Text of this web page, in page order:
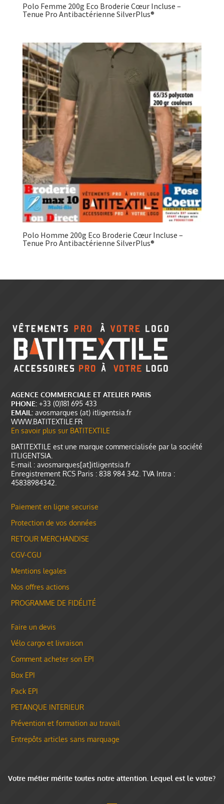
Polo Femme 200g Eco Broderie Cœur Incluse –
Tenue Pro Antibactérienne SilverPlus®
Polo Homme 200g Eco Broderie Cœur Incluse –
Tenue Pro Antibactérienne SilverPlus®
AGENCE COMMERCIALE ET ATELIER PARIS
PHONE: +33 (0)181 695 433
EMAIL: avosmarques (at) itligentsia.fr
WWW.BATITEXTILE.FR
En savoir plus sur BATITEXTILE
BATITEXTILE est une marque commercialisée par la société
ITLIGENTSIA.
E-mail : avosmarques[at]itligentsia.fr
Enregistrement RCS Paris : 838 984 342. TVA Intra :
45838984342.
Paiement en ligne securise
Protection de vos données
RETOUR MERCHANDISE
CGV-CGU
Mentions legales
Nos offres actions
PROGRAMME DE FIDÉLITÉ
Faire un devis
Vélo cargo et livraison
Comment acheter son EPI
Box EPI
Pack EPI
PETANQUE INTERIEUR
Prévention et formation au travail
Entrepôts articles sans marquage
Votre métier mérite toutes notre attention. Lequel est le votre?